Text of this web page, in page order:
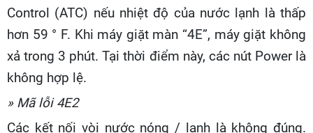
Control (ATC) nếu nhiệt độ của nước lạnh là thấp
hơn 59 ° F. Khi máy giặt màn “4E”, máy giặt không
xả trong 3 phút. Tại thời điểm này, các nút Power là
không hợp lệ.
» Mã lỗi 4E2
Các kết nối vòi nước nóng / lạnh là không đúng.